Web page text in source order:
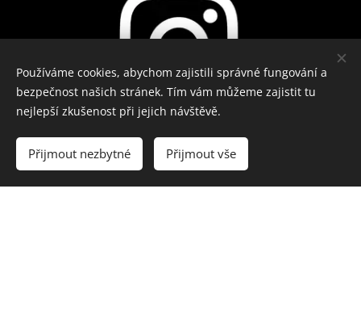
Instagram
Přihlášky
Používáme cookies, abychom zajistili správné fungování a
bezpečnost našich stránek. Tím vám můžeme zajistit tu
nejlepší zkušenost při jejich návštěvě.
Přijmout nezbytné Přijmout vše